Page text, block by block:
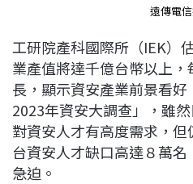
遠傳電信
工研院產科國際所（IEK）
業產值將達千億台幣以上
長，顯示資安產業前景看
2023年資安大調查」，雖
對資安人才有高度需求，
台資安人才缺口高達８萬
急迫。